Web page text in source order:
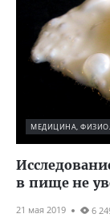
МЕДИЦИНА,
в пище не
21 мая 2019 6